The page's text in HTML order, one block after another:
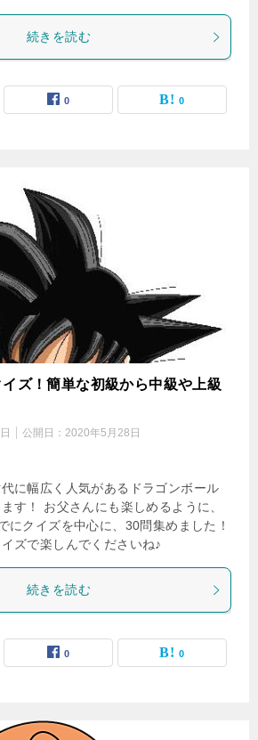
続きを読む
0 0
イズ！簡単な初級から中級や上級
公開日： 2020年5月28日
に幅広く人気があるドラゴンボール
す！ お父さんにも楽しめるように、
にクイズを中心に、30問集めました！
ズで楽しんでくださいね♪
続きを読む
0 0